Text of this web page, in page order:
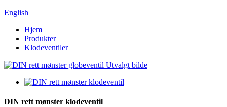
English
Hjem
Produkter
Klodeventiler
DIN rett mønster klodeventil